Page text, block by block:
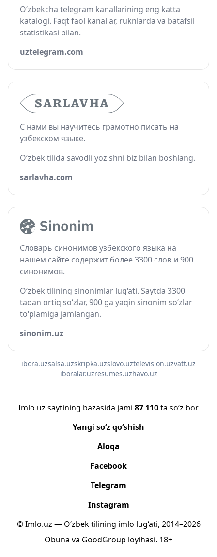
O‘zbekcha telegram kanallarining eng katta
katalogi. Faqt faol kanallar, ruknlarda va batafsil
statistikasi bilan.
uztelegram.com
С нами вы научитесь грамотно писать на
узбекском языке.
O‘zbek tilida savodli yozishni biz bilan boshlang.
sarlavha.com
Словарь синонимов узбекского языка на
нашем сайте содержит более 3300 слов и 900
синонимов.
O‘zbek tilining sinonimlar lug‘ati. Saytda 3300
tadan ortiq so‘zlar, 900 ga yaqin sinonim so‘zlar
to‘plamiga jamlangan.
sinonim.uz
ibora.uzsalsa.uzskripka.uzslovo.uztelevision.uzvatt.uz
iboralar.uzresumes.uzhavo.uz
Imlo.uz saytining bazasida jami 87 110ta so‘z bor
Yangi so‘z qo‘shish
Aloqa
Facebook
Telegram
Instagram
© Imlo.uz — O‘zbek tilining imlo lug‘ati, 2014–2026
Obuna va GoodGroup loyihasi. 18+